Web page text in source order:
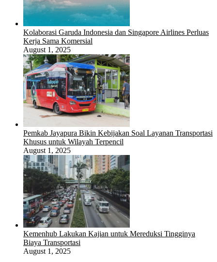
Kolaborasi Garuda Indonesia dan Singapore Airlines Perluas
Kerja Sama Komersial
August 1, 2025
Pemkab Jayapura Bikin Kebijakan Soal Layanan Transportasi
Khusus untuk Wilayah Terpencil
August 1, 2025
Kemenhub Lakukan Kajian untuk Mereduksi Tingginya
Biaya Transportasi
August 1, 2025